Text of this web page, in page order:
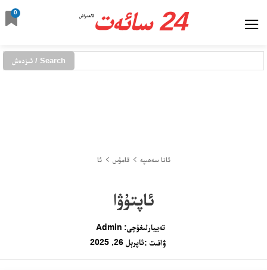
24 سائەت ئالدىراش
0
Search / ئىزدەش
ئانا سەھىپە قامۇس ئا
ئاپتۇۋا
تەييارلىغۇچى: Admin
ۋاقىت :ئاپرېل 26, 2025